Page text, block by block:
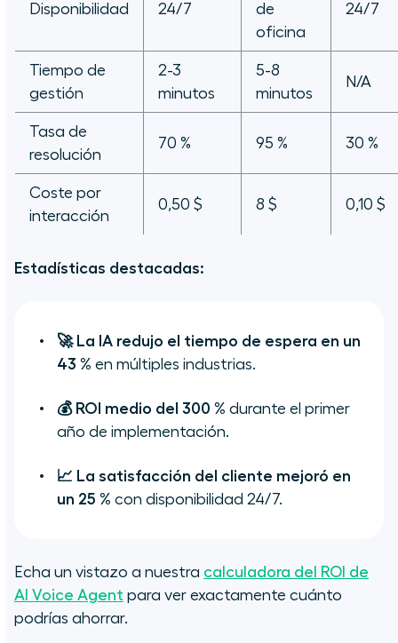
Disponibilidad 24/7
de
oficina
24/7
Tiempo de
gestión
2-3
minutos
5-8
minutos
N/A
Tasa de
resolución
70 % 95 % 30 %
Coste por
interacción
0,50 $ 8 $ 0,10 $
Estadísticas destacadas:
🚀 La IA redujo el tiempo de espera en un
43 % en múltiples industrias.
💰 ROI medio del 300 % durante el primer
año de implementación.
📈 La satisfacción del cliente mejoró en
un 25 % con disponibilidad 24/7.
Echa un vistazo a nuestra calculadora del ROI de
AI Voice Agent para ver exactamente cuánto
podrías ahorrar.